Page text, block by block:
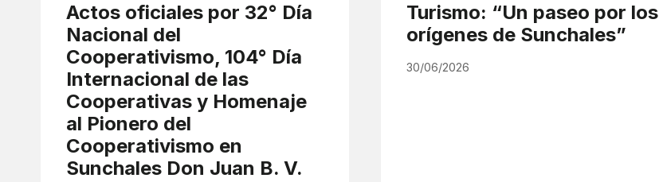
Actos oficiales por 32° Día
Nacional del
Cooperativismo, 104° Día
Internacional de las
Cooperativas y Homenaje
al Pionero del
Cooperativismo en
Sunchales Don Juan B. V.
Turismo: “Un paseo por los
orígenes de Sunchales”
30/06/2026